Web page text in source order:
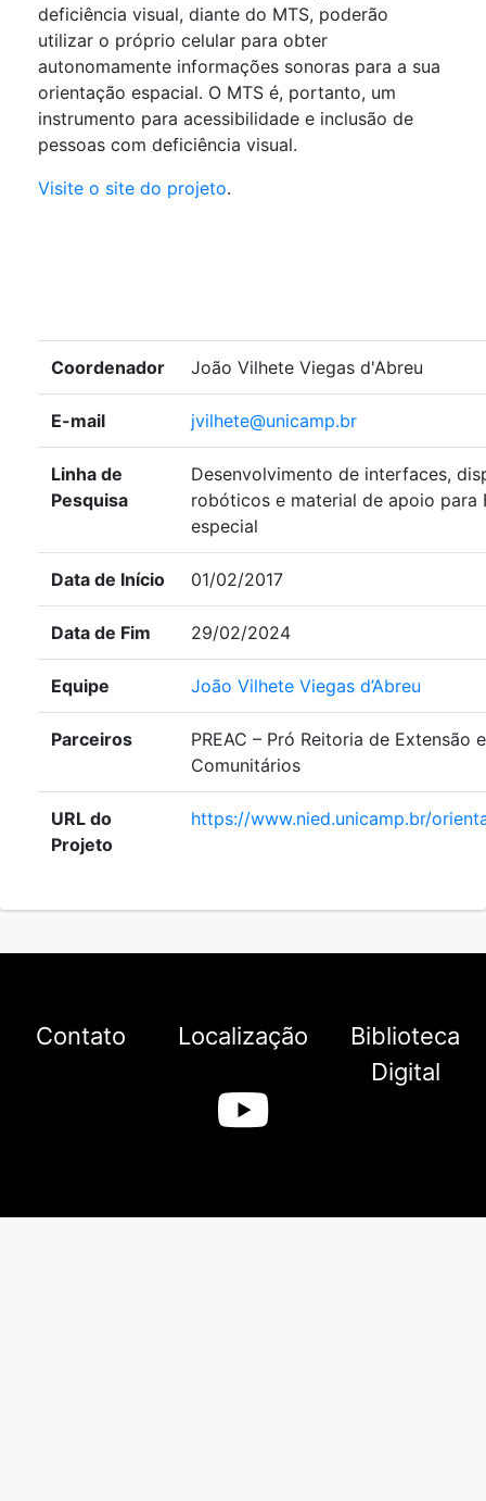
deficiência visual, diante do MTS, poderão
utilizar o próprio celular para obter
autonomamente informações sonoras para a sua
orientação espacial. O MTS é, portanto, um
instrumento para acessibilidade e inclusão de
pessoas com deficiência visual.
Visite o site do projeto.
Coordenador João Vilhete Viegas d'Abreu
E-mail jvilhete@unicamp.br
Linha de
Pesquisa
Desenvolvimento de interfaces,
robóticos e material de apoio para
especial
Data de Início 01/02/2017
Data de Fim 29/02/2024
Equipe João Vilhete Viegas d’Abreu
Parceiros
PREAC – Pró Reitoria de Extensão
Comunitários
URL do
Projeto
https://www.nied.unicamp.br/
Contato Localização
Biblioteca
Digital